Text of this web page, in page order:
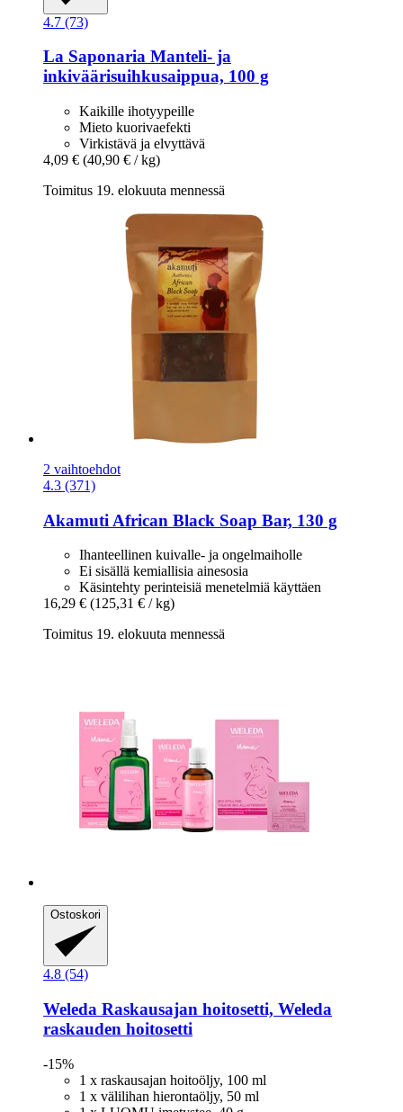
4.7 (73)
La Saponaria Manteli-​ ja
inkiväärisuihkusaippua, 100 g
Kaikille ihotyypeille
Mieto kuorivaefekti
Virkistävä ja elvyttävä
4,09 € (40,90 € / kg)
Toimitus 19. elokuuta mennessä
2 vaihtoehdot
4.3 (371)
Akamuti African Black Soap Bar, 130 g
Ihanteellinen kuivalle- ja ongelmaiholle
Ei sisällä kemiallisia ainesosia
Käsintehty perinteisiä menetelmiä käyttäen
16,29 € (125,31 € / kg)
Toimitus 19. elokuuta mennessä
Ostoskori
4.8 (54)
Weleda Raskausajan hoitosetti, Weleda
raskauden hoitosetti
-15%
1 x raskausajan hoitoöljy, 100 ml
1 x välilihan hierontaöljy, 50 ml